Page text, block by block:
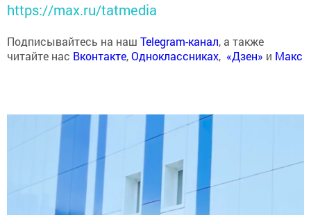
https://max.ru/tatmedia
Подписывайтесь на наш Telegram-канал, а также
читайте нас Вконтакте,Одноклассниках, «Дзен» и Макс